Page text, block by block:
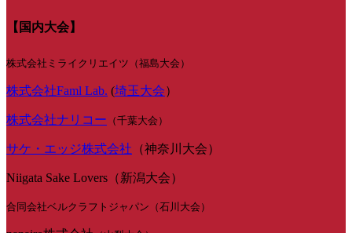
【国内大会】
株式会社ミライクリエイツ（福島大会）
株式会社Faml Lab. (埼玉大会）
株式会社ナリコー （千葉大会）
サケ・エッジ株式会社 （神奈川大会）
Niigata Sake Lovers（新潟大会）
合同会社ベルクラフトジャパン（石川大会）